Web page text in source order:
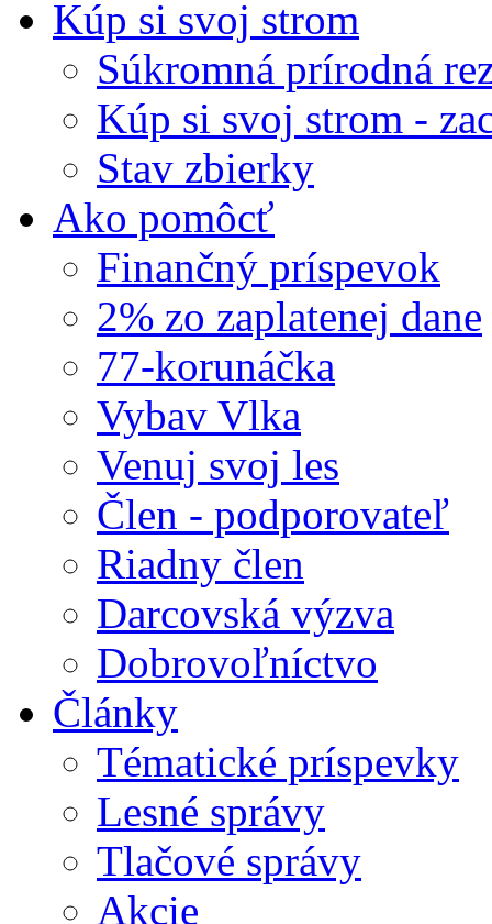
Kúp si svoj strom
Súkromná prírodná
Kúp si svoj strom -
Stav zbierky
Ako pomôcť
Finančný príspevok
2% zo zaplatenej dane
77-korunáčka
Vybav Vlka
Venuj svoj les
Člen - podporovateľ
Riadny člen
Darcovská výzva
Dobrovoľníctvo
Články
Tématické príspevky
Lesné správy
Tlačové správy
Akcie